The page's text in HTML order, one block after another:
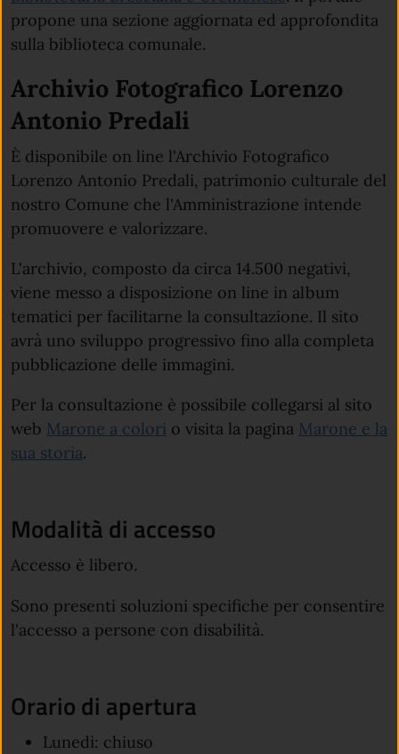
propone una sezione aggiornata ed approfondita
sulla biblioteca comunale.
Archivio Fotografico Lorenzo
Antonio Predali
È disponibile on line l'Archivio Fotografico
Lorenzo Antonio Predali, patrimonio culturale del
nostro Comune che l'Amministrazione intende
promuovere e valorizzare.
L'archivio, composto da circa 14.500 negativi,
viene messo a disposizione on line in album
tematici per facilitarne la consultazione. Il sito
avrà uno sviluppo progressivo fino alla completa
pubblicazione delle immagini.
Per la consultazione è possibile collegarsi al sito
web Marone a colori (apre in un'altra scheda).
o visita la pagina Marone e la
sua storia.
Modalità di accesso
Accesso è libero.
Sono presenti soluzioni specifiche per consentire
l'accesso a persone con disabilità.
Orario di apertura
Lunedì: chiuso